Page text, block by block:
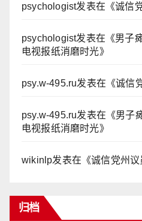
psychologist发表在《诚信
psychologist发表在《男子
电视报纸消磨时光》
psy.w-495.ru发表在《诚信
psy.w-495.ru发表在《男子
电视报纸消磨时光》
wikinlp发表在《诚信党州
归档